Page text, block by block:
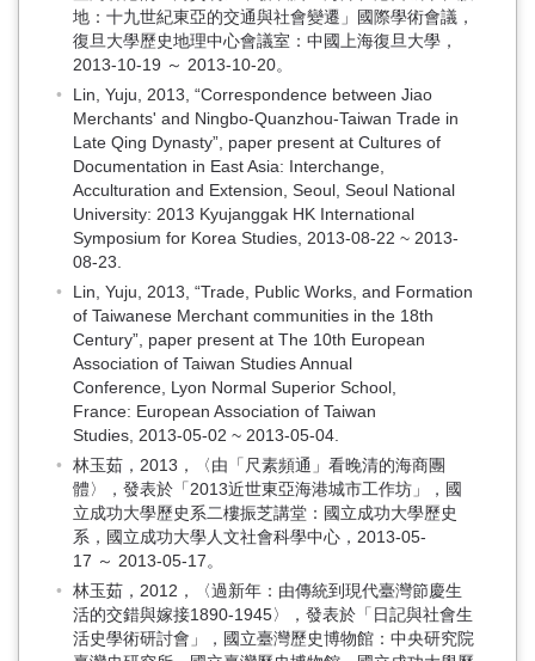
地：十九世紀東亞的交通與社會變遷」國際學術會議，
復旦大學歷史地理中心會議室：中國上海復旦大學，
2013-10-19 ～ 2013-10-20。
Lin, Yuju, 2013, “Correspondence between Jiao
Merchants' and Ningbo-Quanzhou-Taiwan Trade in
Late Qing Dynasty”, paper present at Cultures of
Documentation in East Asia: Interchange,
Acculturation and Extension, Seoul, Seoul National
University: 2013 Kyujanggak HK International
Symposium for Korea Studies, 2013-08-22 ~ 2013-
08-23.
Lin, Yuju, 2013, “Trade, Public Works, and Formation
of Taiwanese Merchant communities in the 18th
Century”, paper present at The 10th European
Association of Taiwan Studies Annual
Conference, Lyon Normal Superior School,
France: European Association of Taiwan
Studies, 2013-05-02 ~ 2013-05-04.
林玉茹，2013，〈由「尺素頻通」看晚清的海商團
體〉，發表於「2013近世東亞海港城市工作坊」，國
立成功大學歷史系二樓振芝講堂：國立成功大學歷史
系，國立成功大學人文社會科學中心，2013-05-
17 ～ 2013-05-17。
林玉茹，2012，〈過新年：由傳統到現代臺灣節慶生
活的交錯與嫁接1890-1945〉，發表於「日記與社會生
活史學術研討會」，國立臺灣歷史博物館：中央研究院